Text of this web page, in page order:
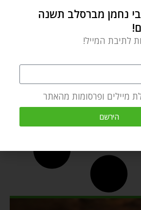
נחמן מברסלב תשנה
לתיבת המייל!
מיילים ופרסומות מהאתר
הירשם